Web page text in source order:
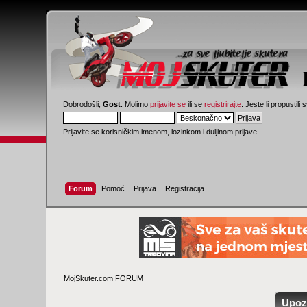
Dobrodošli,Gost . Molimoprijavite se ili seregistrirajte . Jeste li propustili
Prijavite se korisničkim imenom, lozinkom i duljinom prijave
Forum Pomoć Prijava Registracija
MojSkuter.com FORUM